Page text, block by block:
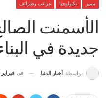
مميز تكنولوجيا غرائب وطرائف
الأسمنت
جديدة في
بواسطة أخبار الدنيا في فبراير 23, 2023